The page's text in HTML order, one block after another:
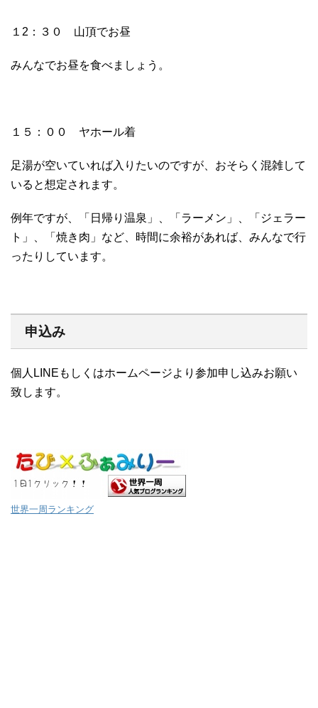
１2：３０ 山頂でお昼
みんなでお昼を食べましょう。
１５：００ ヤホール着
足湯が空いていれば入りたいのですが、おそらく混雑して
いると想定されます。
例年ですが、「日帰り温泉」、「ラーメン」、「ジェラー
ト」、「焼き肉」など、時間に余裕があれば、みんなで行
ったりしています。
申込み
個人LINEもしくはホームページより参加申し込みお願い
致します。
世界一周ランキング